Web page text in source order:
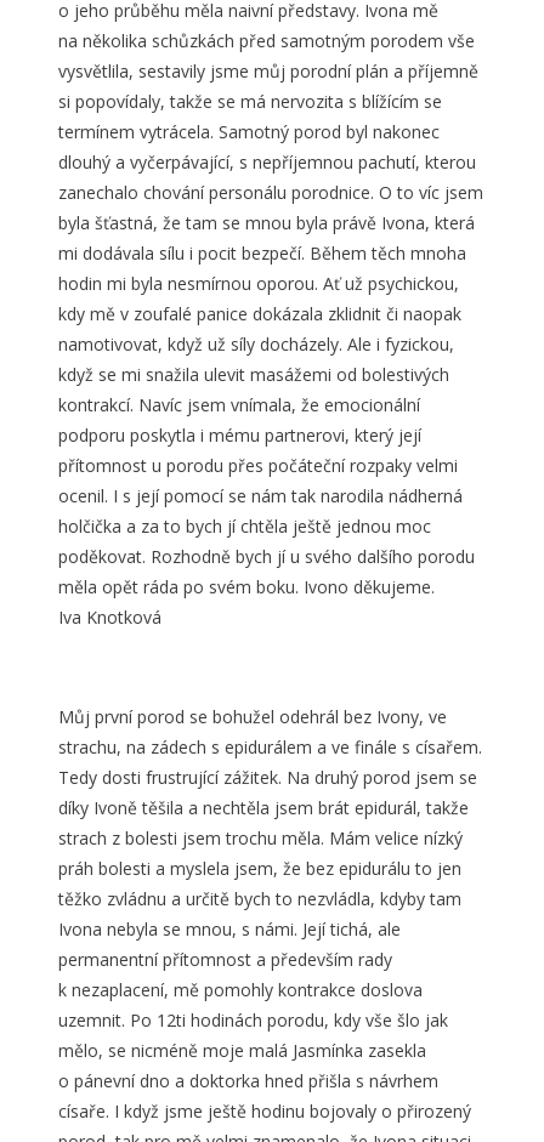
o jeho průběhu měla naivní představy. Ivona mě
na několika schůzkách před samotným porodem vše
vysvětlila, sestavily jsme můj porodní plán a příjemně
si popovídaly, takže se má nervozita s blížícím se
termínem vytrácela. Samotný porod byl nakonec
dlouhý a vyčerpávající, s nepříjemnou pachutí, kterou
zanechalo chování personálu porodnice. O to víc jsem
byla šťastná, že tam se mnou byla právě Ivona, která
mi dodávala sílu i pocit bezpečí. Během těch mnoha
hodin mi byla nesmírnou oporou. Ať už psychickou,
kdy mě v zoufalé panice dokázala zklidnit či naopak
namotivovat, když už síly docházely. Ale i fyzickou,
když se mi snažila ulevit masážemi od bolestivých
kontrakcí. Navíc jsem vnímala, že emocionální
podporu poskytla i mému partnerovi, který její
přítomnost u porodu přes počáteční rozpaky velmi
ocenil. I s její pomocí se nám tak narodila nádherná
holčička a za to bych jí chtěla ještě jednou moc
poděkovat. Rozhodně bych jí u svého dalšího porodu
měla opět ráda po svém boku. Ivono děkujeme.
Iva Knotková
Můj první porod se bohužel odehrál bez Ivony, ve
strachu, na zádech s epidurálem a ve finále s císařem.
Tedy dosti frustrující zážitek. Na druhý porod jsem se
díky Ivoně těšila a nechtěla jsem brát epidurál, takže
strach z bolesti jsem trochu měla. Mám velice nízký
práh bolesti a myslela jsem, že bez epidurálu to jen
těžko zvládnu a určitě bych to nezvládla, kdyby tam
Ivona nebyla se mnou, s námi. Její tichá, ale
permanentní přítomnost a především rady
k nezaplacení, mě pomohly kontrakce doslova
uzemnit. Po 12ti hodinách porodu, kdy vše šlo jak
mělo, se nicméně moje malá Jasmínka zasekla
o pánevní dno a doktorka hned přišla s návrhem
císaře. I když jsme ještě hodinu bojovaly o přirozený